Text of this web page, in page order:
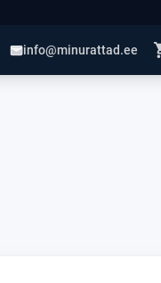
info@minurattad.ee